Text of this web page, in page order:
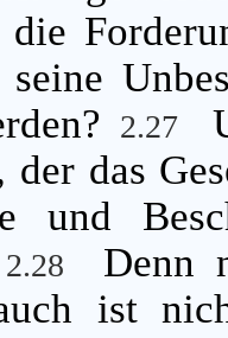
2.27
der das
und
2.28
Denn
ist